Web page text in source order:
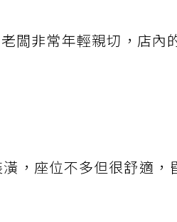
闆非常年輕親切，店內
，座位不多但很舒適